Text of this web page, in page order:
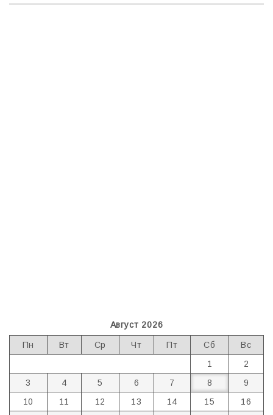
Август 2026
Пн Вт Ср Чт Пт Сб
Вс
1
2
3
4 5 6 7 8
9
10
11 12 13 14 15
16